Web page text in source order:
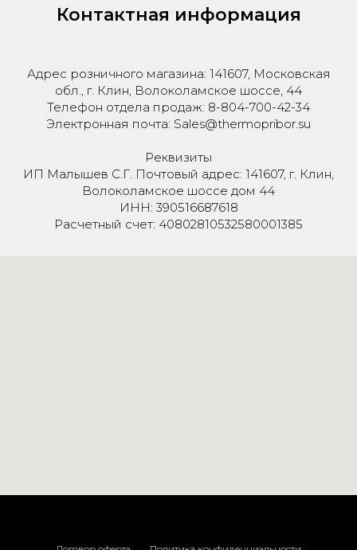
Контактная информация
Адрес розничного магазина: 141607, Московская
обл., г. Клин, Волоколамское шоссе, 44
Телефон отдела продаж: 8-804-700-42-34
Электронная почта: Sales@thermopribor.su
Реквизиты
ИП Малышев С.Г. Почтовый адрес: 141607, г. Клин,
Волоколамское шоссе дом 44
ИНН: 390516687618
Расчетный счет: 40802810532580001385